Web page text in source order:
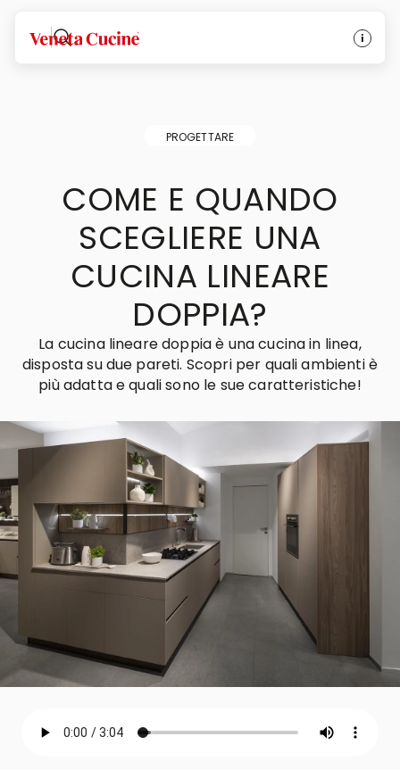
Veneta Cucine
PROGETTARE
COME E QUANDO
SCEGLIERE UNA
CUCINA LINEARE
DOPPIA?
La cucina lineare doppia è una cucina in linea,
disposta su due pareti. Scopri per quali ambienti è
più adatta e quali sono le sue caratteristiche!